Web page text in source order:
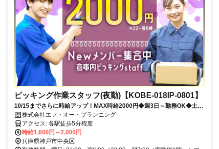
ピッキング作業スタッフ(夜勤)【KOBE-018IP-0801】
10/15までさらに時給アップ！MAX時給2000円◆週3日～勤務OK◆土日
休みも相談可能◆覚えやすいシンプル軽作業・ビギナー歓迎
株式会社エフ・オー・プランニング
アクセス: 各駅徒歩5分程度
時給1,600円～2,000円
兵庫県神戸市中央区